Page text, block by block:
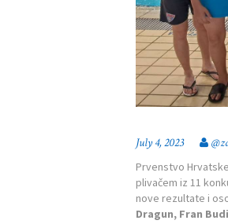
July 4, 2023
Prvenstvo Hrvatske
plivačem iz 11
nove rezultate i
Dragun, Fran